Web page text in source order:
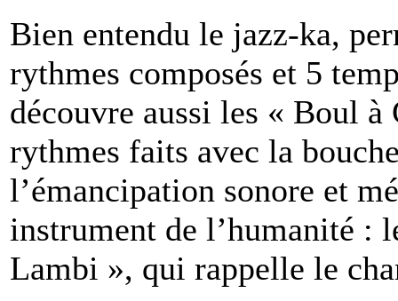
Bien entendu le jazz-ka,
rythmes composés et 5
découvre aussi les « Boul
rythmes faits avec la
l’émancipation sonore et
instrument de l’humanité :
Lambi », qui rappelle le